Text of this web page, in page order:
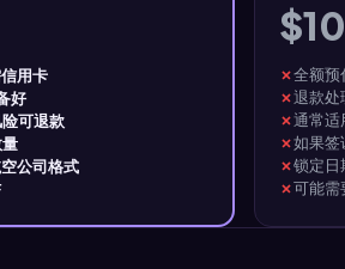
用卡
好
可退款
公司格式
全额预
退款处
通常适
如果签
锁定日
可能需